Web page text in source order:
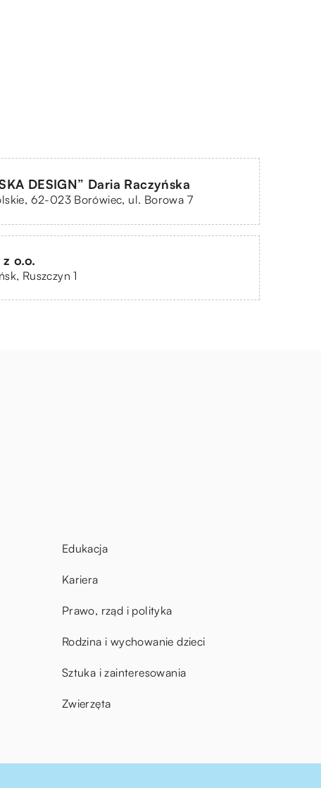
DESIGN” Daria Raczyńska
62-023 Borówiec, ul. Borowa 7
z o.o.
Ruszczyn 1
Edukacja
Kariera
Prawo, rząd i polityka
Rodzina i wychowanie dzieci
Sztuka i zainteresowania
Zwierzęta